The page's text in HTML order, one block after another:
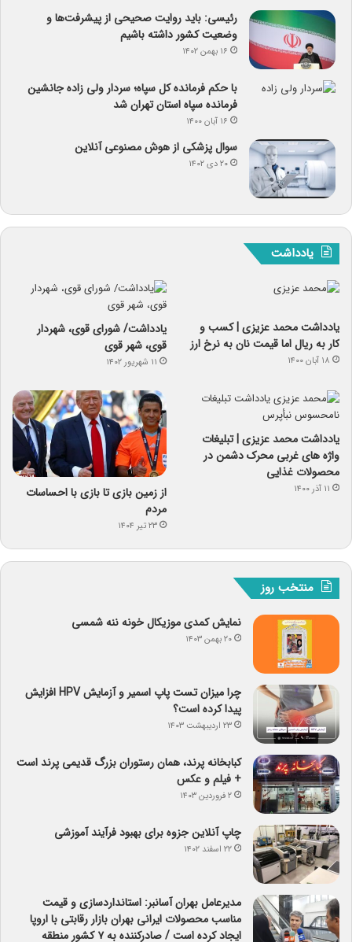
رئیسی: باید روایت صحیحی از پیشرفت‌ها و
وضعیت کشور داشته باشیم
۱۶ بهمن ۱۴۰۲
با حکم فرمانده کل سپاه؛ سردار ولی زاده جانشین
فرمانده سپاه استان تهران شد
۱۶ آبان ۱۴۰۰
سوال پزشکی از هوش مصنوعی آنلاین
۲۰ دی ۱۴۰۲
یادداشت
یادداشت‌ محمد عزیزی | کسب و
کار به ریال اما قیمت نان به نرخ ارز
۱۸ آبان ۱۴۰۰
یادداشت/ شورای قوی، شهردار
قوی، شهر قوی
۱۱ شهریور ۱۴۰۲
یادداشت محمد عزیزی | تبلیغات
واژه های غربی محرک دشمن در
محصولات غذایی
۱۱ آذر ۱۴۰۰
از زمین بازی تا بازی با احساسات
مردم
۲۳ تیر ۱۴۰۴
منتخب روز
نمایش کمدی موزیکال خونه ننه شمسی
۲۰ بهمن ۱۴۰۳
چرا میزان تست پاپ اسمیر و آزمایش HPV افزایش
پیدا کرده است؟
۲۳ اردیبهشت ۱۴۰۳
کبابخانه پرند، همان رستوران بزرگ قدیمی پرند است
+ فیلم و عکس
۲ فروردین ۱۴۰۳
چاپ آنلاین جزوه برای بهبود فرآیند آموزشی
۲۲ اسفند ۱۴۰۲
مدیرعامل بهران آسانبر: استانداردسازی و قیمت
مناسب محصولات ایرانی بهران بازار رقابتی با اروپا
ایجاد کرده است / صادرکننده به ۷ کشور منطقه